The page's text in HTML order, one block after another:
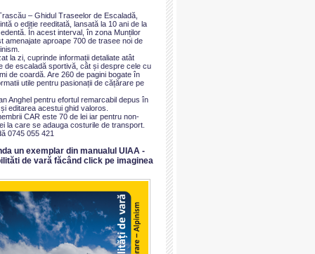
– Ghidul Traseelor de Escaladă,
o ediție reeditată, lansată la 10 ani de la
În acest interval, în zona Munților
amenajate aproape 700 de trasee noi de
la zi, cuprinde informații detaliate atât
de escaladă sportivă, cât și despre cele cu
de coardă. Are 260 de pagini bogate în
utile pentru pasionații de cățărare pe
Anghel pentru efortul remarcabil depus în
editarea acestui ghid valoros.
CAR este 70 de lei iar pentru non-
la care se adauga costurile de transport.
0745 055 421
un exemplar din manualul UIAA -
de vară făcând click pe imaginea